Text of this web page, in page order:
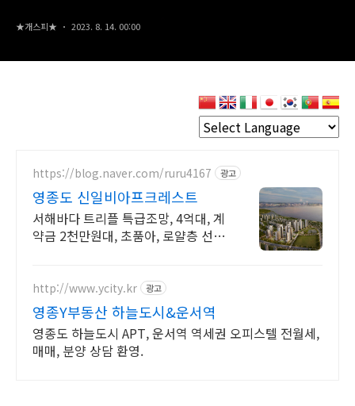
★개스피★ 2023. 8. 14. 00:00
https://blog.naver.com/ruru4167 광고
영종도 신일비아프크레스트
서해바다 트리플 특급조망, 4억대, 계
약금 2천만원대, 초품아, 로얄층 선착
http://www.ycity.kr 광고
영종Y부동산 하늘도시&운서역
영종도 하늘도시 APT, 운서역 역세권 오피스텔 전월세,
매매, 분양 상담 환영.